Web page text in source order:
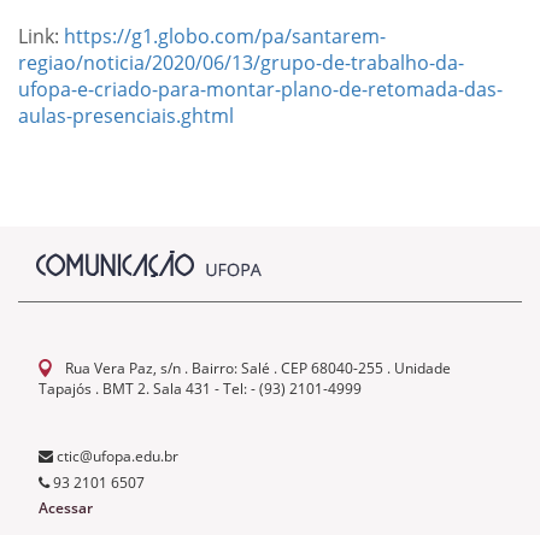
Link: https://g1.globo.com/pa/santarem-
regiao/noticia/2020/06/13/grupo-de-trabalho-da-
ufopa-e-criado-para-montar-plano-de-retomada-das-
aulas-presenciais.ghtml
Rua Vera Paz, s/n . Bairro: Salé . CEP 68040-255 . Unidade
Tapajós . BMT 2. Sala 431 - Tel: - (93) 2101-4999
ctic@ufopa.edu.br
93 2101 6507
Acessar